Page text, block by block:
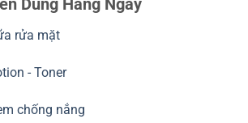
Dùng Hàng Ngày
rửa mặt
- Toner
chống nắng